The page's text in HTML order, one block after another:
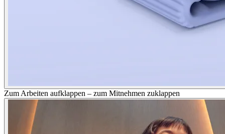
Zum Arbeiten aufklappen – zum Mitnehmen zuklappen